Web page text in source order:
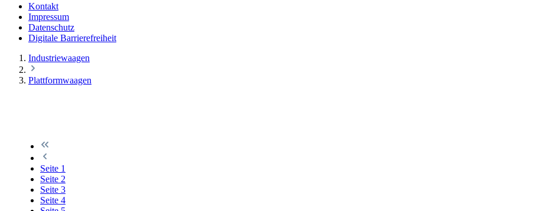
Kontakt
Impressum
Datenschutz
Digitale Barrierefreiheit
Industriewaagen
Plattformwaagen
Seite 1
Seite 2
Seite 3
Seite 4